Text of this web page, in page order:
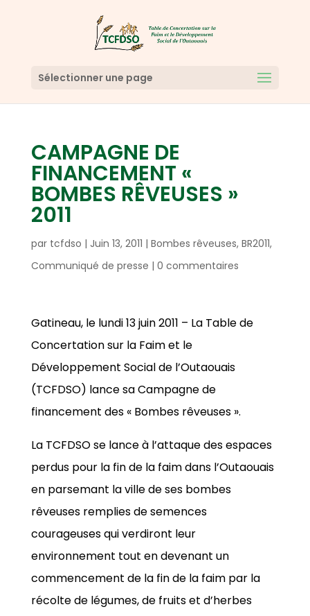
Sélectionner une page
CAMPAGNE DE
FINANCEMENT «
BOMBES RÊVEUSES »
2011
par tcfdso | Juin 13, 2011 | Bombes rêveuses, BR2011,
Communiqué de presse | 0 commentaires
Gatineau, le lundi 13 juin 2011 – La Table de
Concertation sur la Faim et le
Développement Social de l’Outaouais
(TCFDSO) lance sa Campagne de
financement des « Bombes rêveuses ».
La TCFDSO se lance à l’attaque des espaces
perdus pour la fin de la faim dans l’Outaouais
en parsemant la ville de ses bombes
rêveuses remplies de semences
courageuses qui verdiront leur
environnement tout en devenant un
commencement de la fin de la faim par la
récolte de légumes, de fruits et d’herbes